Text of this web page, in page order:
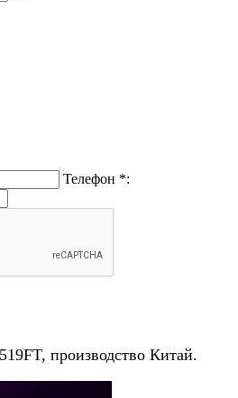
Телефон *:
производство Китай.